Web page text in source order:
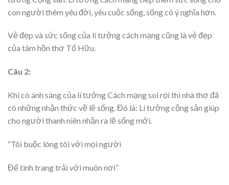
con người thêm yêu đời, yêu cuộc sống, sống có ý nghĩa hơn.
Vẻ đẹp và sức sống của lí tưởng cách mạng cũng là vẻ đẹp
của tâm hồn thơ Tố Hữu.
Câu 2:
Khi có ánh sáng của lí tưởng Cách mạng soi rọi thì nhà thơ đã
có những nhận thức về lẽ sống. Đó là: Lí tưởng cộng sản giúp
cho người thanh niên nhận ra lẽ sống mới.
“Tôi buộc lòng tôi với mọi người
Để tình trang trải với muôn nơi”